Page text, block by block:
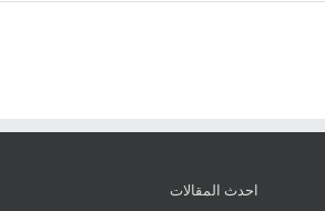
احدث المقالات